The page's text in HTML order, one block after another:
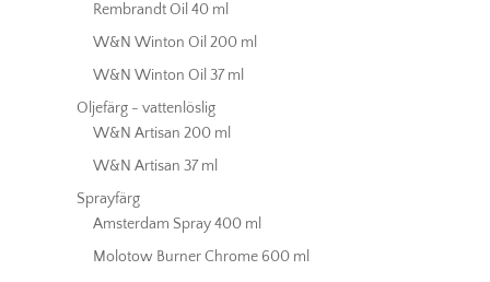
Rembrandt Oil 40 ml
W&N Winton Oil 200 ml
W&N Winton Oil 37 ml
Oljefärg - vattenlöslig
W&N Artisan 200 ml
W&N Artisan 37 ml
Sprayfärg
Amsterdam Spray 400 ml
Molotow Burner Chrome 600 ml